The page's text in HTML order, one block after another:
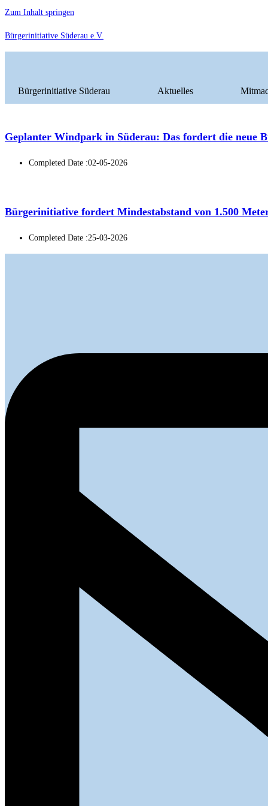
Zum Inhalt springen
Bürgerinitiative Süderau e.V.
Bürgerinitiative Süderau Aktuelles
Geplanter Windpark in Süderau: Das fordert die neue
Completed Date :02-05-2026
Bürgerinitiative fordert Mindestabstand von 1.500
Completed Date :25-03-2026